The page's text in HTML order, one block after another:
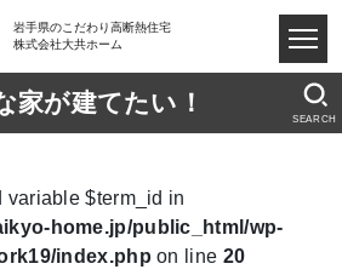
岩手県のこだわり高断熱住宅
株式会社大共ホーム
家が建てたい！
SEARCH
variable $term_id in
home.jp/public_html/wp-
index.php on line 20